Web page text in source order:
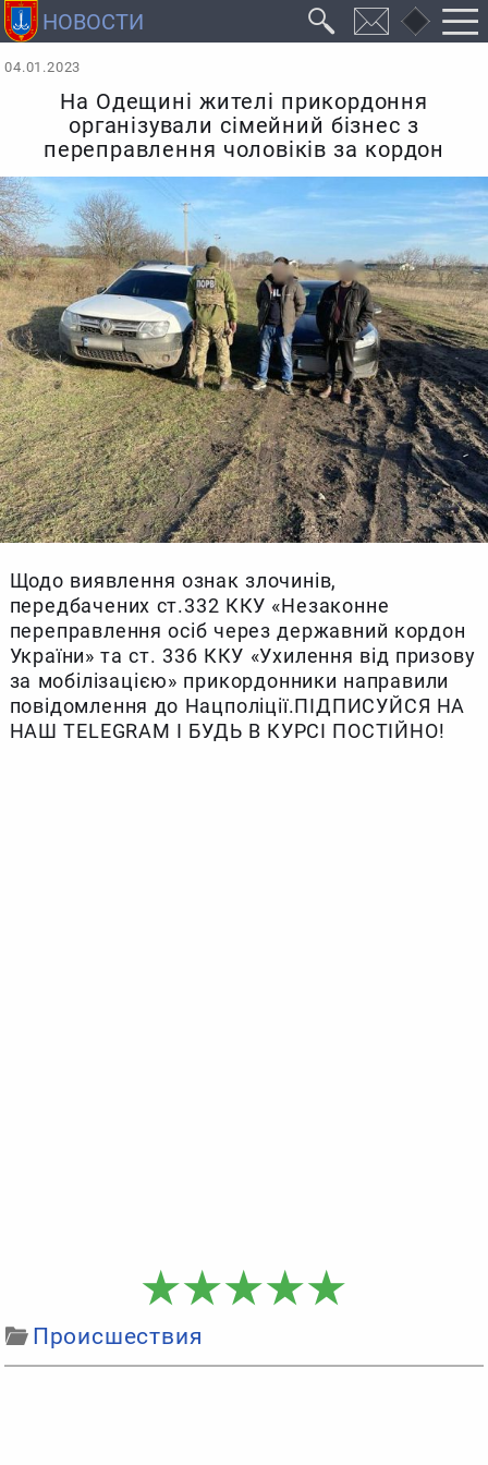
04.01.2023
На Одещині жителі прикордоння
організували сімейний бізнес з
переправлення чоловіків за кордон
Щодо виявлення ознак злочинів,
передбачених ст.332 ККУ «Незаконне
переправлення осіб через державний кордон
України» та ст. 336 ККУ «Ухилення від призову
за мобілізацією» прикордонники направили
повідомлення до Нацполіції.ПІДПИСУЙСЯ НА
НАШ TELEGRAM І БУДЬ В КУРСІ ПОСТІЙНО!
Происшествия